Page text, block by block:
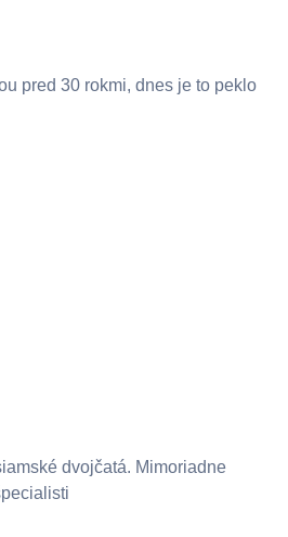
pred 30 rokmi, dnes je to peklo
dvojčatá. Mimoriadne